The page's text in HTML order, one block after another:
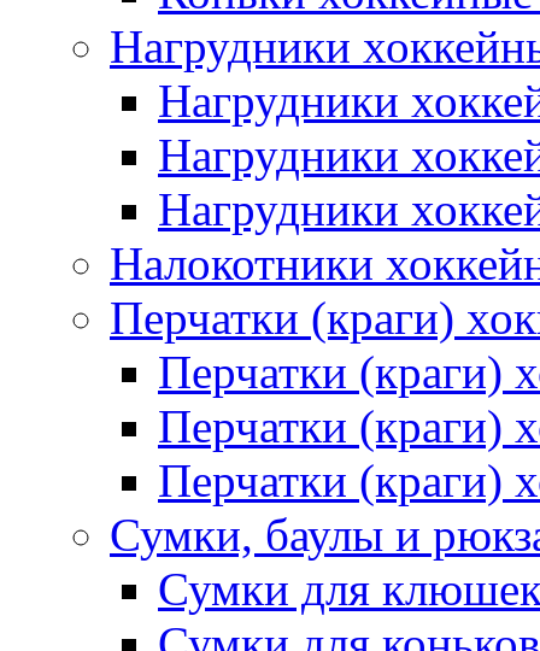
Нагрудники
Нагрудники
Нагрудники
Нагрудники
Налокотники
Перчатки (краги)
Перчатки (краги)
Перчатки (краги)
Перчатки (краги)
Сумки, баулы и
Сумки для